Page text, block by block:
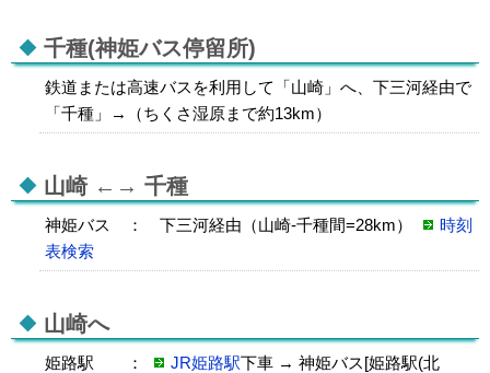
千種(神姫バス停留所)
鉄道または高速バスを利用して「山崎」へ、下三河経由で
「千種」→（ちくさ湿原まで約13km）
山崎 ←→ 千種
神姫バス ： 下三河経由（山崎-千種間=28km）
時刻
表検索
山崎へ
姫路駅 ： JR姫路駅下車 → 神姫バス[姫路駅(北